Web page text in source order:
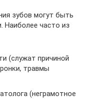
зубов могут быть
Наиболее часто из
(служат причиной
травмы
(неграмотное